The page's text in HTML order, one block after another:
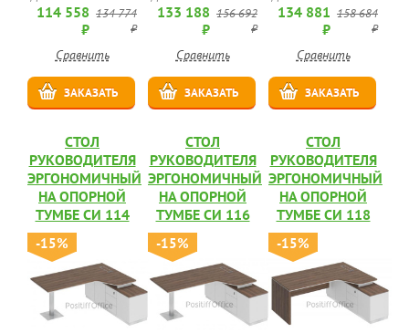
114 558
₽
134 774
₽
Сравнить
ЗАКАЗАТЬ
133 188
₽
156 692
₽
Сравнить
ЗАКАЗАТЬ
134 881
₽
158 684
₽
Сравнить
ЗАКАЗАТЬ
СТОЛ
РУКОВОДИТЕЛЯ
ЭРГОНОМИЧНЫЙ
НА ОПОРНОЙ
ТУМБЕ СИ 114
-15%
СТОЛ
РУКОВОДИТЕЛЯ
ЭРГОНОМИЧНЫЙ
НА ОПОРНОЙ
ТУМБЕ СИ 116
-15%
СТОЛ
РУКОВОДИТЕЛЯ
ЭРГОНОМИЧНЫЙ
НА ОПОРНОЙ
ТУМБЕ СИ 118
-15%